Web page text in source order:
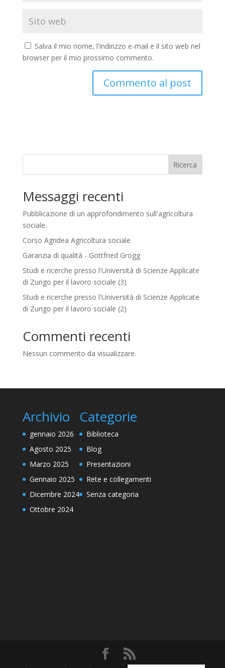
Salva il mio nome, l'indirizzo e-mail e il sito web nel
browser per il mio prossimo commento.
e
:
Ricerca
Messaggi recenti
Pubblicazione di un approfondimento sull'agricoltura
sociale.
Corso Agridea Agricoltura sociale
Garanzia di qualità - Gottfried Grogg
Studi e ricerche presso l'Università di Scienze Applicate
di Zurigo per il lavoro sociale (3)
Studi e ricerche presso l'Università di Scienze Applicate
di Zurigo per il lavoro sociale (2)
Commenti recenti
Nessun commento da visualizzare.
Archivio
gennaio 2026
Agosto 2025
Marzo 2025
Gennaio 2025
Dicembre 2024
Ottobre 2024
Categorie
Biblioteca
Blog
Presentazioni
Rete e collegamenti
Senza categoria